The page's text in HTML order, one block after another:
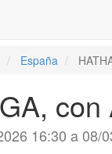
España
16:30 a08/